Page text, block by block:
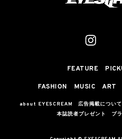
FEATURE
FASHION MUSIC ART
about EYESCREAM 広告掲載について
本誌読者プレゼント
プ